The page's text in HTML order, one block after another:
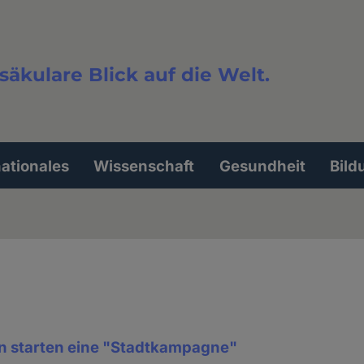
Blick auf die Welt.
Wissenschaft Gesundheit
starten eine "Stadtkampagne"